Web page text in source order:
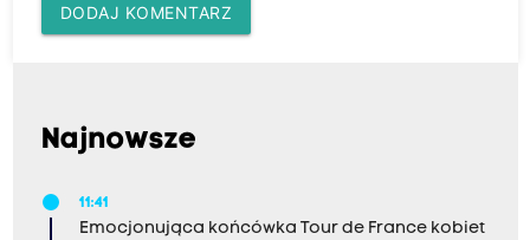
DODAJ KOMENTARZ
Najnowsze
11:41
Emocjonująca końcówka Tour de France kobiet